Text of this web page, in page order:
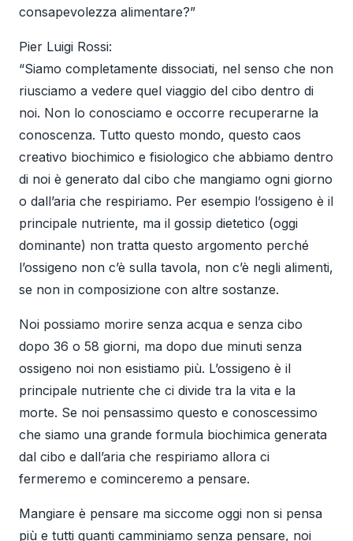
consapevolezza alimentare?”
Pier Luigi Rossi:
“Siamo completamente dissociati, nel senso che non
riusciamo a vedere quel viaggio del cibo dentro di
noi. Non lo conosciamo e occorre recuperarne la
conoscenza. Tutto questo mondo, questo caos
creativo biochimico e fisiologico che abbiamo dentro
di noi è generato dal cibo che mangiamo ogni giorno
o dall’aria che respiriamo. Per esempio l’ossigeno è il
principale nutriente, ma il gossip dietetico (oggi
dominante) non tratta questo argomento perché
l’ossigeno non c’è sulla tavola, non c’è negli alimenti,
se non in composizione con altre sostanze.
Noi possiamo morire senza acqua e senza cibo
dopo 36 o 58 giorni, ma dopo due minuti senza
ossigeno noi non esistiamo più. L’ossigeno è il
principale nutriente che ci divide tra la vita e la
morte. Se noi pensassimo questo e conoscessimo
che siamo una grande formula biochimica generata
dal cibo e dall’aria che respiriamo allora ci
fermeremo e cominceremo a pensare.
Mangiare è pensare ma siccome oggi non si pensa
più e tutti quanti camminiamo senza pensare, noi